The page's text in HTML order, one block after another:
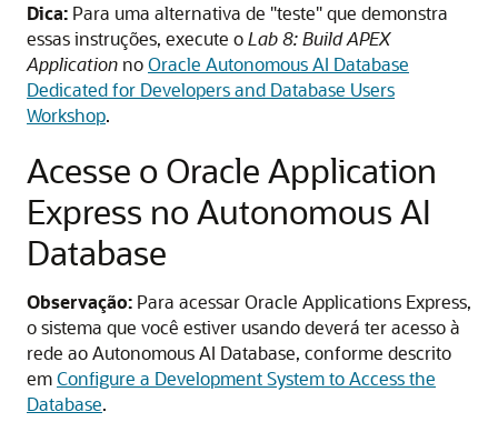
Dica: Para uma alternativa de "teste" que demonstra
essas instruções, execute oLab 8: Build APEX
Application noOracle Autonomous AI Database
Dedicated for Developers and Database Users
Workshop.
Acesse o Oracle Application
Express no Autonomous AI
Database
Observação: Para acessar Oracle Applications Express,
o sistema que você estiver usando deverá ter acesso à
rede ao Autonomous AI Database, conforme descrito
emConfigure a Development System to Access the
Database.